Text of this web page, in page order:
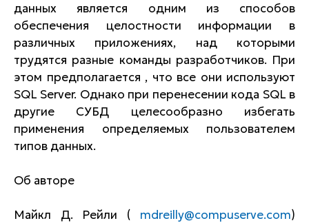
данных является одним из способов
обеспечения целостности информации в
различных приложениях, над которыми
трудятся разные команды разработчиков. При
этом предполагается , что все они используют
SQL Server. Однако при перенесении кода SQL в
другие СУБД целесообразно избегать
применения определяемых пользователем
типов данных.
Об авторе
Майкл Д. Рейли ( mdreilly@compuserve.com)